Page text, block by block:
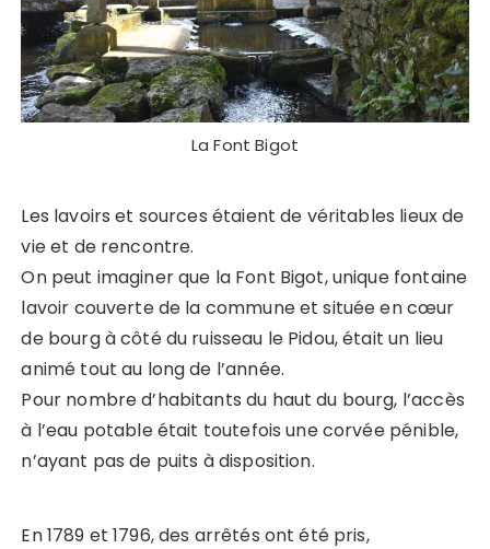
La Font Bigot
Les lavoirs et sources étaient de véritables lieux de
vie et de rencontre.
On peut imaginer que la Font Bigot, unique fontaine
lavoir couverte de la commune et située en cœur
de bourg à côté du ruisseau le Pidou, était un lieu
animé tout au long de l’année.
Pour nombre d’habitants du haut du bourg, l’accès
à l’eau potable était toutefois une corvée pénible,
n’ayant pas de puits à disposition.
En 1789 et 1796, des arrêtés ont été pris,